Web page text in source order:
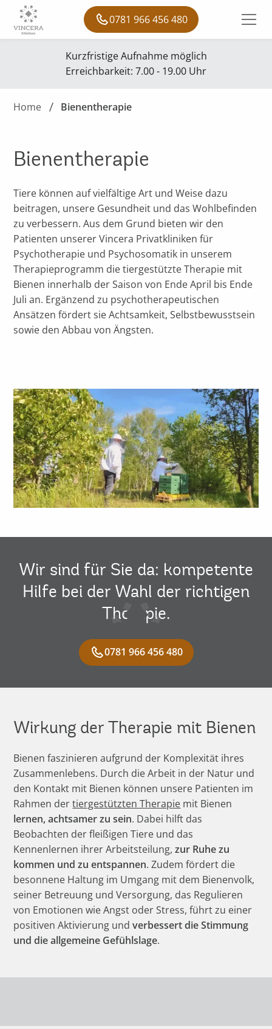
0781 966 456 480
Kurzfristige Aufnahme möglich
Erreichbarkeit: 7.00 - 19.00 Uhr
Home Bienentherapie
Bienentherapie
Tiere können auf vielfältige Art und Weise dazu
beitragen, unsere Gesundheit und das Wohlbefinden
zu verbessern. Aus dem Grund bieten wir den
Patienten unserer Vincera Privatkliniken für
Psychotherapie und Psychosomatik in unserem
Therapieprogramm die tiergestützte Therapie mit
Bienen innerhalb der Saison von Ende April bis Ende
Juli an. Ergänzend zu psychotherapeutischen
Ansätzen fördert sie Achtsamkeit, Selbstbewusstsein
sowie den Abbau von Ängsten.
Wir sind für Sie da: kompetente
Hilfe bei der Wahl der richtigen
Therapie.
0781 966 456 480
Wirkung der Therapie mit Bienen
Bienen faszinieren aufgrund der Komplexität ihres
Zusammenlebens. Durch die Arbeit in der Natur und
den Kontakt mit Bienen können unsere Patienten im
Rahmen dertiergestützten Therapie mit Bienen
lernen, achtsamer zu sein. Dabei hilft das
Beobachten der fleißigen Tiere und das
Kennenlernen ihrer Arbeitsteilung,zur Ruhe zu
kommen und zu entspannen. Zudem fördert die
besonnene Haltung im Umgang mit dem Bienenvolk,
seiner Betreuung und Versorgung, das Regulieren
von Emotionen wie Angst oder Stress, führt zu einer
positiven Aktivierung undverbessert die Stimmung
und die allgemeine Gefühlslage.